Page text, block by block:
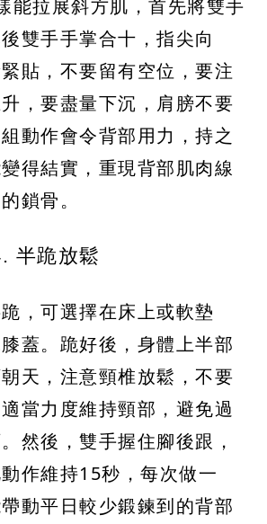
能拉展斜方肌，首先將雙手
雙手手掌合十，指尖向
貼，不要留有空位，要注
，要盡量下沉，肩膀不要
動作會令背部用力，持之
得結實，重現背部肌肉線
鎖骨。
半跪放鬆
，可選擇在床上或軟墊
蓋。跪好後，身體上半部
天，注意頸椎放鬆，不要
當力度維持頸部，避免過
然後，雙手握住腳後跟，
作維持15秒，每次做一
動平日較少鍛鍊到的背部